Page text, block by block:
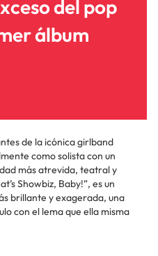
del pop
álbum
de la icónica girlband
como solista con un
más atrevida, teatral y
Showbiz, Baby!”, es un
brillante y exagerada, una
con el lema que ella misma